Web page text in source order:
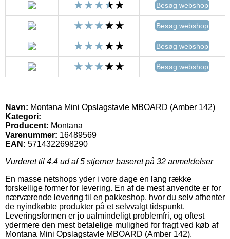
Besøg webshop
Besøg webshop
Besøg webshop
Besøg webshop
Navn: Montana Mini Opslagstavle MBOARD (Amber 142)
Kategori:
Producent: Montana
Varenummer: 16489569
EAN: 5714322698290
Vurderet til 4.4 ud af 5 stjerner baseret på 32 anmeldelser
En masse netshops yder i vore dage en lang række
forskellige former for levering. En af de mest anvendte er for
nærværende levering til en pakkeshop, hvor du selv afhenter
de nyindkøbte produkter på et selvvalgt tidspunkt.
Leveringsformen er jo ualmindeligt problemfri, og oftest
ydermere den mest betalelige mulighed for fragt ved køb af
Montana Mini Opslagstavle MBOARD (Amber 142).